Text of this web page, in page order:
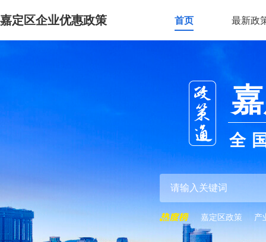
嘉定区企业优惠政策 首页 最新政
全
嘉定区政策 产